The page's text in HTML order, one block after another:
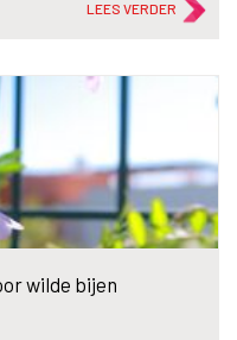
LEES VERDER
wilde bijen